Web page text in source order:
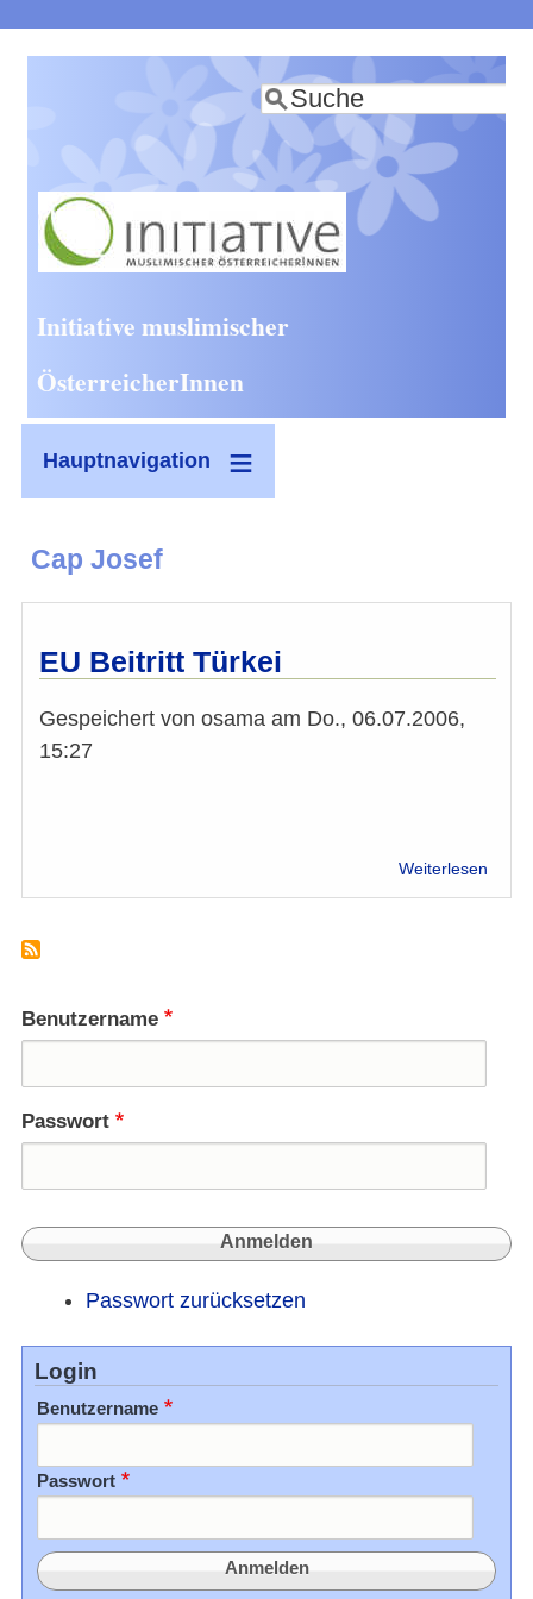
zum
Inhalt
Suche
Initiative muslimischer
ÖsterreicherInnen
Hauptnavigation
Cap Josef
EU Beitritt Türkei
Gespeichert von osama am Do., 06.07.2006,
15:27
Weiterlesen
Benutzername
Passwort
Passwort zurücksetzen
Login
Benutzername
Passwort